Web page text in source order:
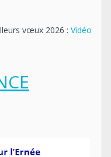
vœux 2026 : Vidéo